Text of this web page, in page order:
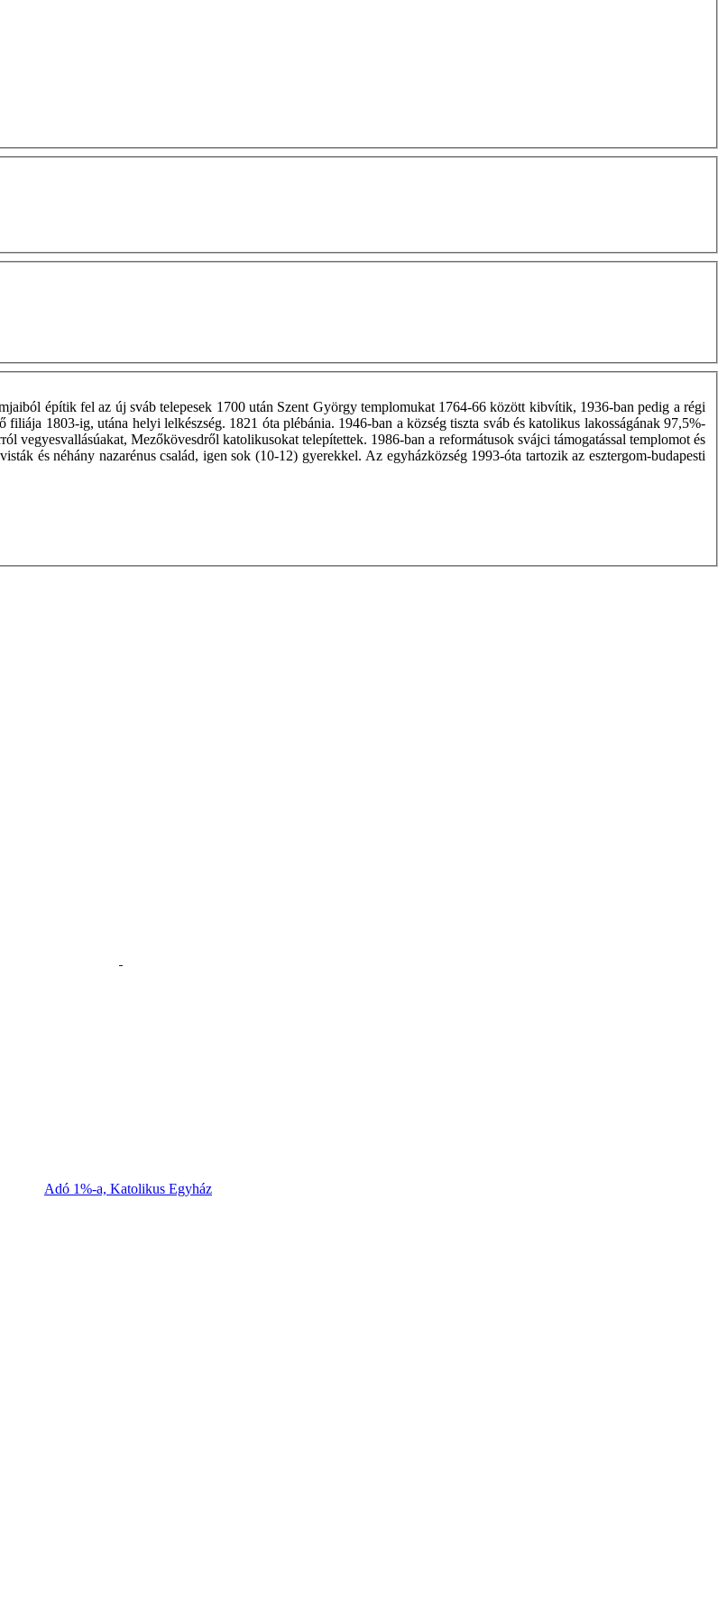
építik fel az új sváb telepesek 1700 után Szent György templomukat 1764-66 között kibvítik, 1936-ban pedig a régi
1803-ig, utána helyi lelkészség. 1821 óta plébánia. 1946-ban a község tiszta sváb és katolikus lakosságának 97,5%-
vegyesvallásúakat, Mezőkövesdről katolikusokat telepítettek. 1986-ban a reformátusok svájci támogatással templomot és
és néhány nazarénus család, igen sok (10-12) gyerekkel. Az egyházközség 1993-óta tartozik az esztergom-budapesti